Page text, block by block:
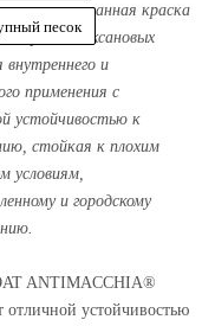
песок
силанизированная краска
акрил-силоксановых
внутреннего и
применения с
устойчивостью к
стойкая к плохим
условиям,
и городскому
.
ANTIMACCHIA®
отличной устойчивостью